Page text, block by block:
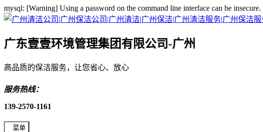
mysql: [Warning] Using a password on the command line interface can be insecure.
广东壹壹环境管理集团有限公司-广州
高品质的保洁服务，让您省心、放心
服务热线：
139-2570-1161
菜单